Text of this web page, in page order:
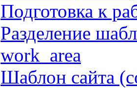
Подготовка к
Разделение
work_area
Шаблон сайта